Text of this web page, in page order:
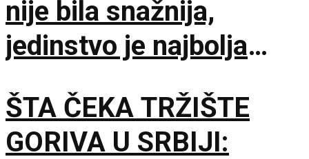
nije bila snažnija,
jedinstvo je najbolja
ŠTA ČEKA TRŽIŠTE
GORIVA U SRBIJI: